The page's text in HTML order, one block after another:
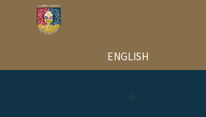
ENGLISH